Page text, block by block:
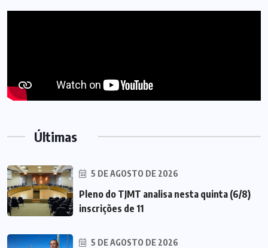
Últimas
5 DE AGOSTO DE 2026
Pleno do TJMT analisa nesta quinta (6/8)
inscrições de 11
5 DE AGOSTO DE 2026